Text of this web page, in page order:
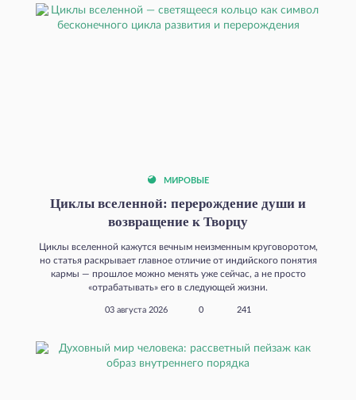
МИРОВЫЕ
Циклы вселенной: перерождение души и
возвращение к Творцу
Циклы вселенной кажутся вечным неизменным круговоротом,
но статья раскрывает главное отличие от индийского понятия
кармы — прошлое можно менять уже сейчас, а не просто
«отрабатывать» его в следующей жизни.
03 августа 2026 0 241